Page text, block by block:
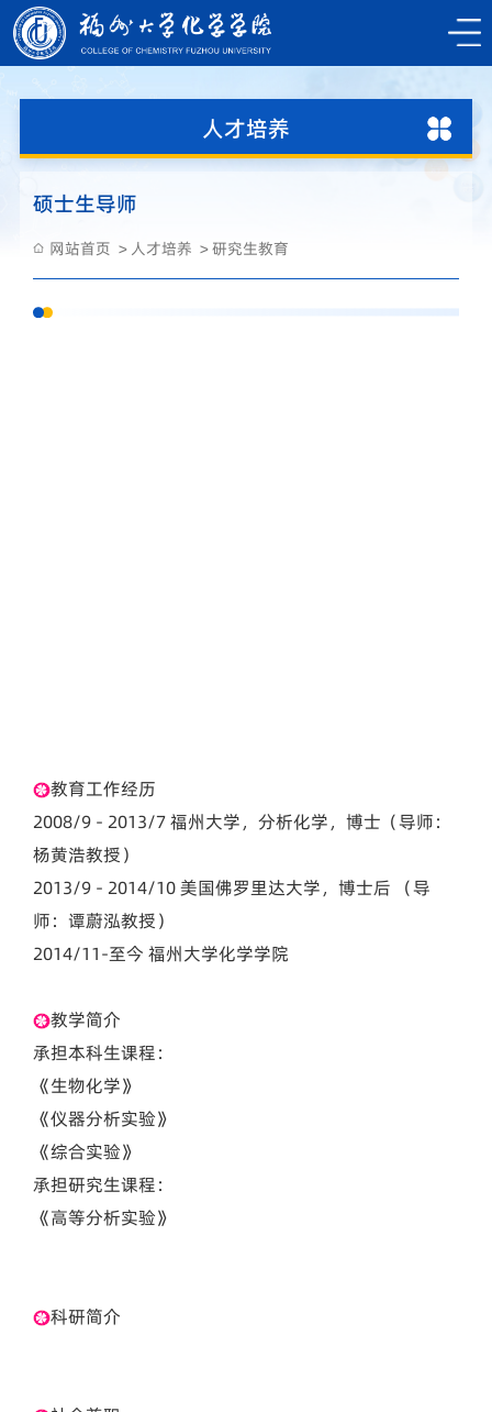
人才培养
硕士生导师
网站首页 人才培养 研究生教育
教育工作经历
2008/9 - 2013/7 福州大学，分析化学，博士（导师：
杨黄浩教授）
2013/9 - 2014/10 美国佛罗里达大学，博士后 （导
师：谭蔚泓教授）
2014/11-至今 福州大学化学学院
教学简介
承担本科生课程：
《生物化学》
《仪器分析实验》
《综合实验》
承担研究生课程：
《高等分析实验》
科研简介